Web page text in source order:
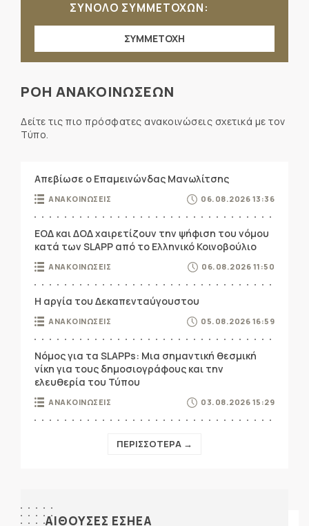
ΣΥΝΟΛΟ ΣΥΜΜΕΤΟΧΩΝ:
ΣΥΜΜΕΤΟΧΗ
ΡΟΗ ΑΝΑΚΟΙΝΩΣΕΩΝ
Δείτε τις πιο πρόσφατες ανακοινώσεις σχετικά με τον
Τύπο.
Απεβίωσε ο Επαμεινώνδας Μανωλίτσης
ΑΝΑΚΟΙΝΩΣΕΙΣ 06.08.2026 13:36
ΕΟΔ και ΔΟΔ χαιρετίζουν την ψήφιση του νόμου
κατά των SLAPP από το Ελληνικό Κοινοβούλιο
ΑΝΑΚΟΙΝΩΣΕΙΣ 06.08.2026 11:50
Η αργία του Δεκαπενταύγουστου
ΑΝΑΚΟΙΝΩΣΕΙΣ 05.08.2026 16:59
Νόμος για τα SLAPPs: Μια σημαντική θεσμική
νίκη για τους δημοσιογράφους και την
ελευθερία του Τύπου
ΑΝΑΚΟΙΝΩΣΕΙΣ 03.08.2026 15:29
ΠΕΡΙΣΣΟΤΕΡΑ →
ΑΙΘΟΥΣΕΣ ΕΣΗΕΑ